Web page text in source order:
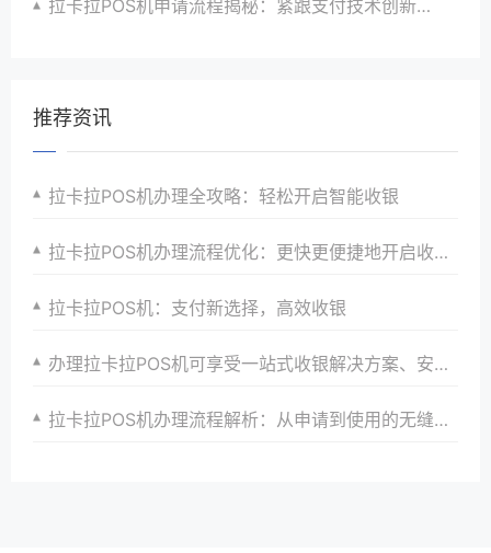
拉卡拉POS机申请流程揭秘：紧跟支付技术创新步伐，抢占市场先机
推荐资讯
拉卡拉POS机办理全攻略：轻松开启智能收银
拉卡拉POS机办理流程优化：更快更便捷地开启收银之旅，助力商家发展
拉卡拉POS机：支付新选择，高效收银
办理拉卡拉POS机可享受一站式收银解决方案、安全保障、专业支付服务以及定制化解决方案以满足商家个性化需求
拉卡拉POS机办理流程解析：从申请到使用的无缝衔接